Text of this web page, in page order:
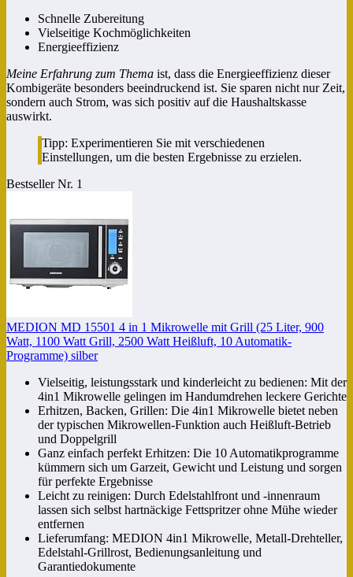
Schnelle Zubereitung
Vielseitige Kochmöglichkeiten
Energieeffizienz
Meine Erfahrung zum Thema ist, dass die Energieeffizienz dieser
Kombigeräte besonders beeindruckend ist. Sie sparen nicht nur Zeit,
sondern auch Strom, was sich positiv auf die Haushaltskasse
auswirkt.
Tipp: Experimentieren Sie mit verschiedenen
Einstellungen, um die besten Ergebnisse zu erzielen.
Bestseller Nr. 1
MEDION MD 15501 4 in 1 Mikrowelle mit Grill (25 Liter, 900
Watt, 1100 Watt Grill, 2500 Watt Heißluft, 10 Automatik-
Programme) silber
Vielseitig, leistungsstark und kinderleicht zu bedienen: Mit der
4in1 Mikrowelle gelingen im Handumdrehen leckere Gerichte
Erhitzen, Backen, Grillen: Die 4in1 Mikrowelle bietet neben
der typischen Mikrowellen-Funktion auch Heißluft-Betrieb
und Doppelgrill
Ganz einfach perfekt Erhitzen: Die 10 Automatikprogramme
kümmern sich um Garzeit, Gewicht und Leistung und sorgen
für perfekte Ergebnisse
Leicht zu reinigen: Durch Edelstahlfront und -innenraum
lassen sich selbst hartnäckige Fettspritzer ohne Mühe wieder
entfernen
Lieferumfang: MEDION 4in1 Mikrowelle, Metall-Drehteller,
Edelstahl-Grillrost, Bedienungsanleitung und
Garantiedokumente